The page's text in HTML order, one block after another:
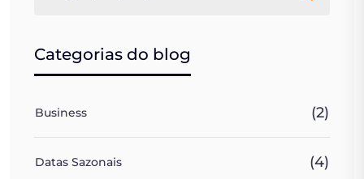
Categorias do blog
Business (2)
Datas Sazonais (4)